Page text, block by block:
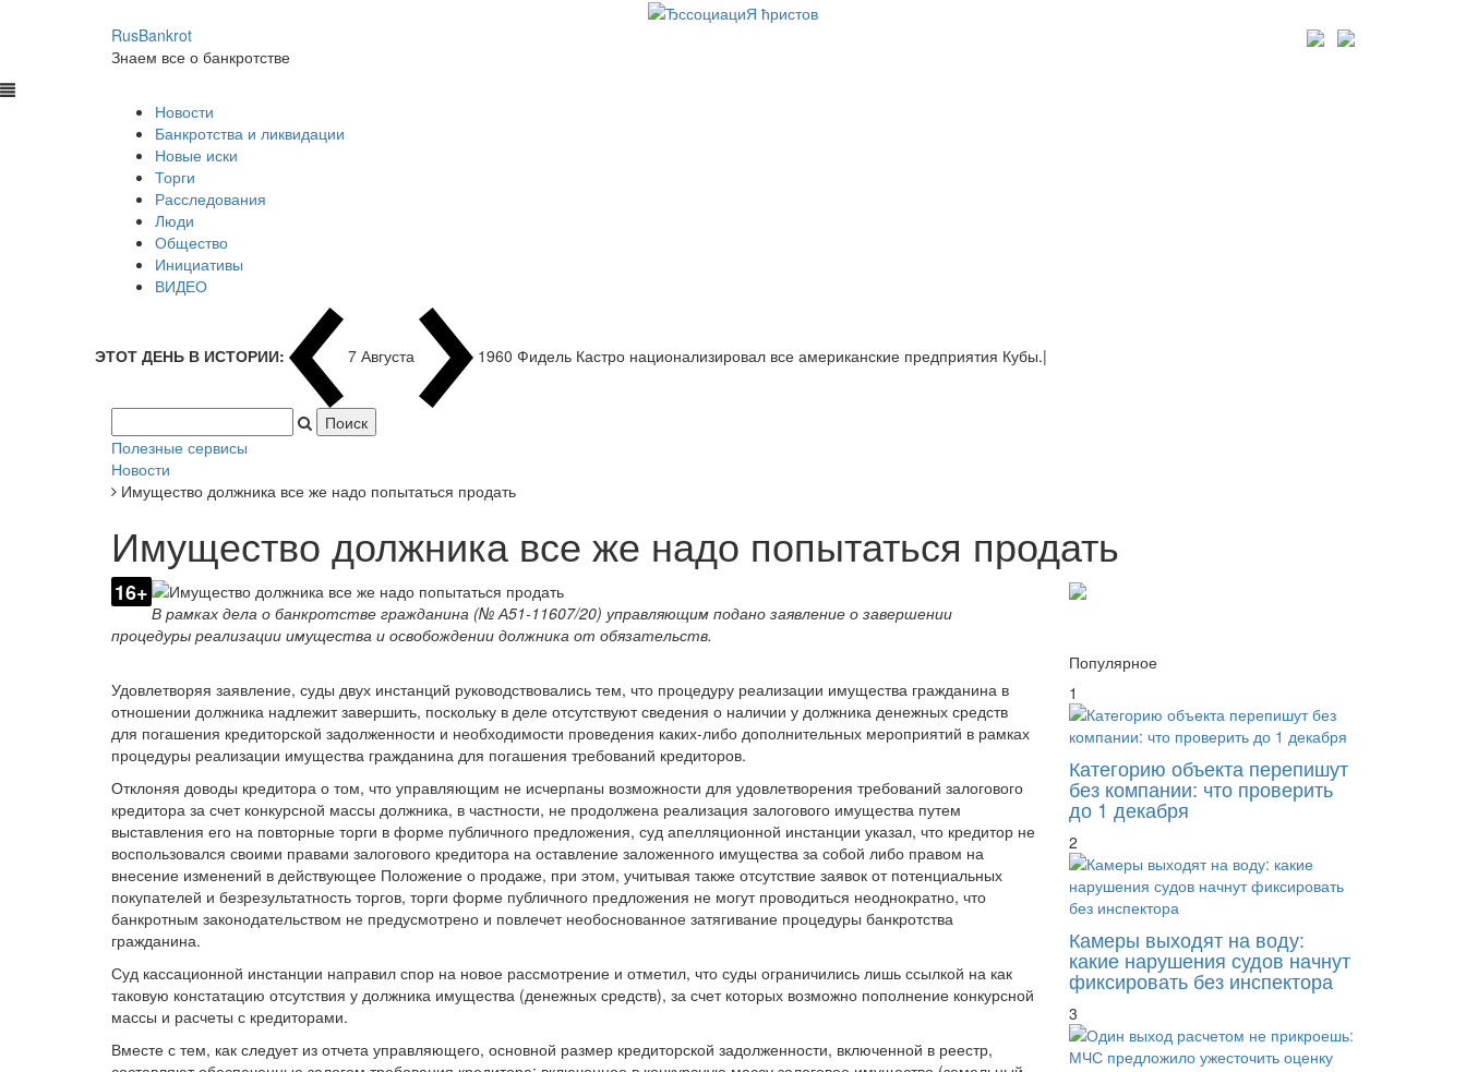
RusBankrot
Знаем все о банкротстве
Новости
Банкротства и ликвидации
Новые иски
Торги
Расследования
Люди
Общество
Инициативы
ВИДЕО
ЭТОТ ДЕНЬ В ИСТОРИИ: 7 Августа 1960 Фидель Кастро национализировал все американские предприятия Кубы.|
Полезные сервисы
Новости
Имущество должника все же надо попытаться продать
Имущество должника все же надо попытаться продать
16+
В рамках дела о банкротстве гражданина (№ А51-11607/20) управляющим подано заявление о завершении
процедуры реализации имущества и освобождении должника от обязательств.
Удовлетворяя заявление, суды двух инстанций руководствовались тем, что процедуру реализации имущества гражданина в
отношении должника надлежит завершить, поскольку в деле отсутствуют сведения о наличии у должника денежных средств
для погашения кредиторской задолженности и необходимости проведения каких-либо дополнительных мероприятий в рамках
процедуры реализации имущества гражданина для погашения требований кредиторов.
Отклоняя доводы кредитора о том, что управляющим не исчерпаны возможности для удовлетворения требований залогового
кредитора за счет конкурсной массы должника, в частности, не продолжена реализация залогового имущества путем
выставления его на повторные торги в форме публичного предложения, суд апелляционной инстанции указал, что кредитор не
воспользовался своими правами залогового кредитора на оставление заложенного имущества за собой либо правом на
внесение изменений в действующее Положение о продаже, при этом, учитывая также отсутствие заявок от потенциальных
покупателей и безрезультатность торгов, торги форме публичного предложения не могут проводиться неоднократно, что
банкротным законодательством не предусмотрено и повлечет необоснованное затягивание процедуры банкротства
гражданина.
Суд кассационной инстанции направил спор на новое рассмотрение и отметил, что суды ограничились лишь ссылкой на как
таковую констатацию отсутствия у должника имущества (денежных средств), за счет которых возможно пополнение конкурсной
массы и расчеты с кредиторами.
Вместе с тем, как следует из отчета управляющего, основной размер кредиторской задолженности, включенной в реестр,
Популярное
1
Категорию объекта перепишут
без компании: что проверить
до 1 декабря
2
Камеры выходят на воду:
какие нарушения судов начнут
фиксировать без инспектора
3